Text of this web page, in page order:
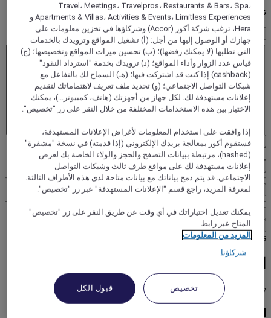
تحديد النزلاء
الغرفة 1
الغرفة 1
بالغ/بالغون
- إزالة شخص بالغ
+أضف شخص بالغ
طفل/أطفال
إزالة
أضف غرفة
الأسعار الخاصة
بحث
إلى أين تسافر؟
Skip search by categories
Skip search by العلامات التجارية
Travel، Meetings، Travelpros، Restaurants & Bars، Spa،
Apartments & Villas، Activities & Events، Limitless Experiences و
Hera، ترغب شركة أكور (Accor) وشركاؤها في تخزين معلومات على
جهازك أو الوصول إليها من أجل: (أ) تشغيل المواقع وتزويدك بالخدمات
التي تطلبها (لا يمكنك رفضها)؛ (ب) تحسين ميزات المواقع وتخصيصها؛ (ج)
قياس عدد الزوار وأداء المواقع؛ (د) تزويدك بخدمة "استرداد النقود"
(cashback) إذا كنت قد اشتركت فيها؛ (هـ) السماح لك بالتفاعل مع
شبكات التواصل الاجتماعي؛ (و) تحديد ملف تعريف لاهتماماتك لتقديم
إعلانات مستهدفة لك. لكل جهاز من أجهزتك (هاتف، كمبيوتر...)، يمكنك
الاختيار بين هذه الاستخدامات المختلفة من خلال النقر على زر "تخصيص".
إذا وافقت على استخدام المعلومات لأغراض الإعلانات المستهدفة،
فستقوم أكور بمعالجة بريدك الإلكتروني (إذا قدمته) في نسخة "مشفرة"
(hashed)، مرتبطة ببيانات التصفح والحجز والولاء الخاصة بك لعرض
إعلانات مستهدفة لك على مواقع طرف ثالث وشبكات التواصل
الاجتماعي. قد يتم دمج بياناتك مع بيانات متاحة لدى هذه الأطراف الثالثة.
لمعرفة المزيد، راجع قسم "الإعلانات المستهدفة" عبر زر "تخصيص".
يمكنك تعديل اختياراتك في أي وقت عن طريق النقر على زر "تخصيص"
المتاح عبر رابط
المزيد من المعلومات
شركاؤنا
تخصيص قبول الكل